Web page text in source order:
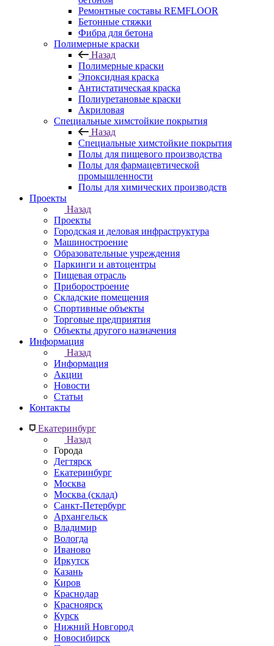
Ремонтные составы REMFLOOR
Бетонные стяжки
Фибра для бетона
Полимерные краски
Назад
Полимерные краски
Эпоксидная краска
Антистатическая краска
Полиуретановые краски
Акриловая
Специальные химстойкие покрытия
Назад
Специальные химстойкие покрытия
Полы для пищевого производства
Полы для фармацевтической
промышленности
Полы для химических производств
Проекты
Назад
Проекты
Городская и деловая инфраструктура
Машиностроение
Образовательные учреждения
Паркинги и автоцентры
Пищевая отрасль
Приборостроение
Складские помещения
Спортивные объекты
Торговые предприятия
Объекты другого назначения
Информация
Назад
Информация
Акции
Новости
Статьи
Контакты
Екатеринбург
Назад
Города
Дегтярск
Екатеринбург
Москва
Москва (склад)
Санкт-Петербург
Архангельск
Владимир
Вологда
Иваново
Иркутск
Казань
Киров
Краснодар
Красноярск
Курск
Нижний Новгород
Новосибирск